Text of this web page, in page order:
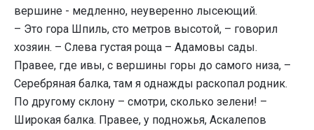
вершине - медленно, неуверенно лысеющий.
– Это гора Шпиль, сто метров высотой, – говорил
хозяин. – Слева густая роща – Адамовы сады.
Правее, где ивы, с вершины горы до самого низа, –
Серебряная балка, там я однажды раскопал родник.
По другому склону – смотри, сколько зелени! –
Широкая балка. Правее, у подножья, Аскалепов